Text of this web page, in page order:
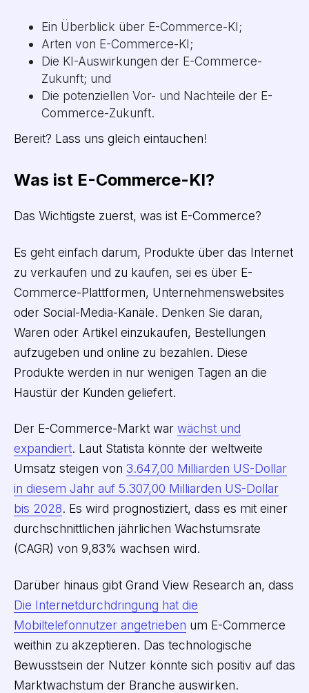
Ein Überblick über E-Commerce-KI;
Arten von E-Commerce-KI;
Die KI-Auswirkungen der E-Commerce-
Zukunft; und
Die potenziellen Vor- und Nachteile der E-
Commerce-Zukunft.
Bereit? Lass uns gleich eintauchen!
Was ist E-Commerce-KI?
Das Wichtigste zuerst, was ist E-Commerce?
Es geht einfach darum, Produkte über das Internet
zu verkaufen und zu kaufen, sei es über E-
Commerce-Plattformen, Unternehmenswebsites
oder Social-Media-Kanäle. Denken Sie daran,
Waren oder Artikel einzukaufen, Bestellungen
aufzugeben und online zu bezahlen. Diese
Produkte werden in nur wenigen Tagen an die
Haustür der Kunden geliefert.
Der E-Commerce-Markt war wächst und
expandiert. Laut Statista könnte der weltweite
Umsatz steigen von 3.647,00 Milliarden US-Dollar
in diesem Jahr auf 5.307,00 Milliarden US-Dollar
bis 2028. Es wird prognostiziert, dass es mit einer
durchschnittlichen jährlichen Wachstumsrate
(CAGR) von 9,83% wachsen wird.
Darüber hinaus gibt Grand View Research an, dass
Die Internetdurchdringung hat die
Mobiltelefonnutzer angetrieben um E-Commerce
weithin zu akzeptieren. Das technologische
Bewusstsein der Nutzer könnte sich positiv auf das
Marktwachstum der Branche auswirken.